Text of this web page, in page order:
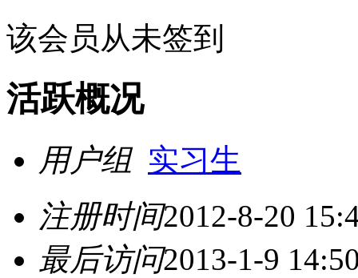
该会员从未签到
活跃概况
用户组 实习生
注册时间2012-8-20
最后访问2013-1-9